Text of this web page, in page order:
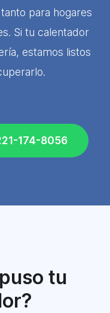
para hogares
Si tu calentador
estamos listos
174-8056
tu